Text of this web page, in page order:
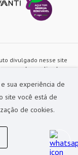
sua experiência de
site você está de
de cookies.
divulgado nesse site
as vendas realizadas
e são exclusivos
de prática similar nas
dos produtos são
0011-28
1010